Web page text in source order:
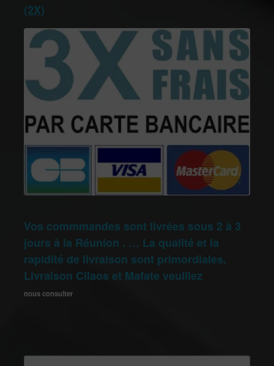
(2X)
Vos commmandes sont livrées sous 2 à 3
jours à la Réunion . … La qualité et la
rapidité de livraison sont primordiales.
Livraison Cilaos et Mafate veuillez
nous consulter